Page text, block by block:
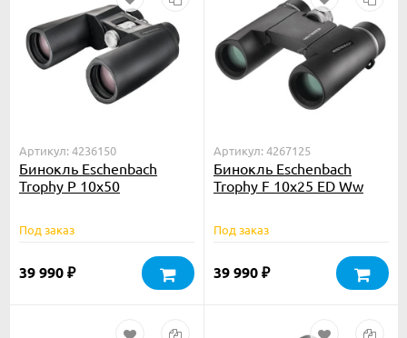
Артикул: 4236150
Бинокль Eschenbach
Trophy P 10x50
Под заказ
39 990 ₽
Артикул: 4267125
Бинокль Eschenbach
Trophy F 10x25 ED Ww
Под заказ
39 990 ₽